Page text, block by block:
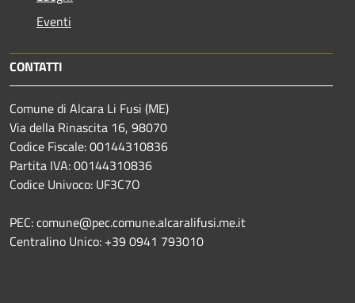
Eventi
CONTATTI
Comune di Alcara Li Fusi (ME)
Via della Rinascita 16, 98070
Codice Fiscale: 00144310836
Partita IVA: 00144310836
Codice Univoco: UF3C7O
PEC: comune@pec.comune.alcaralifusi.me.it
Centralino Unico: +39 0941 793010